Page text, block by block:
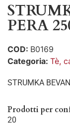
PERA
COD: B0169
Categoria: Tè,
STRUMKA
Prodotti per
20